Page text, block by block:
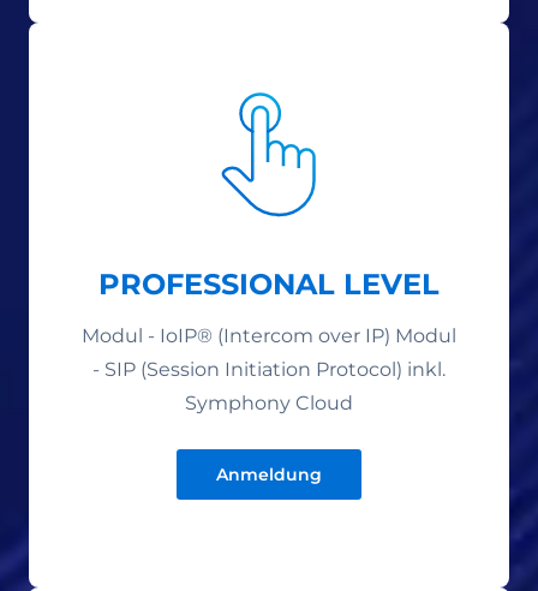
PROFESSIONAL LEVEL
Modul - IoIP® (Intercom over IP) Modul
- SIP (Session Initiation Protocol) inkl.
Symphony Cloud
Anmeldung